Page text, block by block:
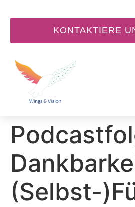
KONTAKTIERE
Neue
(Selbst-